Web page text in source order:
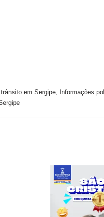
em Sergipe, Informações